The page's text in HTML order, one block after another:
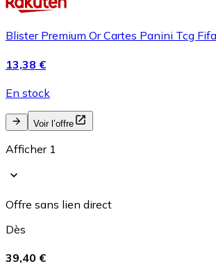
Blister Premium Or Cartes Panini Tcg
13,38 €
En stock
Voir l’offre
Afficher 1
Offre sans lien direct
Dès
39,40 €